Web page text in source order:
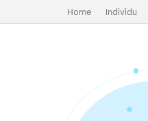
Home Individu